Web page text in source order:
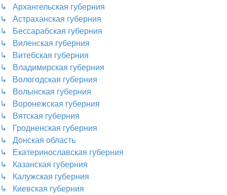
↳ Архангельская губерния
↳ Астраханская губерния
↳ Бессарабская губерния
↳ Виленская губерния
↳ Витебская губерния
↳ Владимирская губерния
↳ Вологодская губерния
↳ Волынская губерния
↳ Воронежская губерния
↳ Вятская губерния
↳ Гродненская губерния
↳ Донская область
↳ Екатеринославская губерния
↳ Казанская губерния
↳ Калужская губерния
↳ Киевская губерния